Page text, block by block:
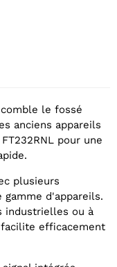
le fossé
anciens appareils
pour une
plusieurs
d'appareils.
industrielles ou à
efficacement